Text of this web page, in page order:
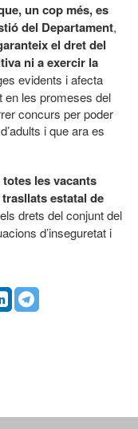
un cop més, es
del Departament,
el dret del
ni a exercir la
evidents i afecta
en les promeses del
concurs per poder
i que ara es
les vacants
estatal de
drets del conjunt del
d’inseguretat i